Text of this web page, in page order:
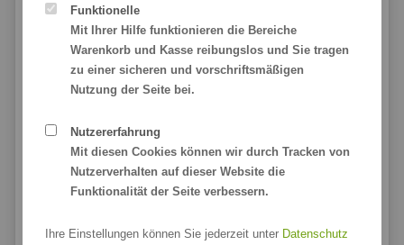
Befestigung der Beinschild-
Banner an den Vespas
Funktionelle
Mit Ihrer Hilfe funktionieren die Bereiche
Warenkorb und Kasse reibungslos und Sie tragen
zu einer sicheren und vorschriftsmäßigen
Nutzung der Seite bei.
Nutzererfahrung
Mit diesen Cookies können wir durch Tracken von
Nutzerverhalten auf dieser Website die
Funktionalität der Seite verbessern.
Ihre Einstellungen können Sie jederzeit unter Datenschutz